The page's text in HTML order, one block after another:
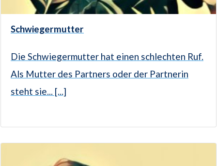
Schwiegermutter
Die Schwiegermutter hat einen schlechten Ruf.
Als Mutter des Partners oder der Partnerin
steht sie... [...]